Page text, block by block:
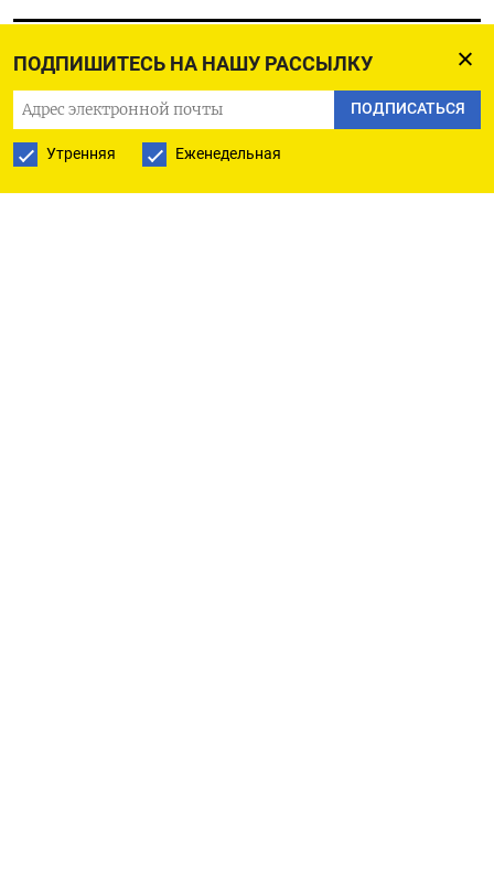
ПОДПИШИТЕСЬ НА НАШУ РАССЫЛКУ
ПОДПИСАТЬСЯ
Утренняя Еженедельная
РУССКАЯ СЛУЖБА
ПОДПИШИТЕСЬ НА НАШУ РАССЫЛКУ